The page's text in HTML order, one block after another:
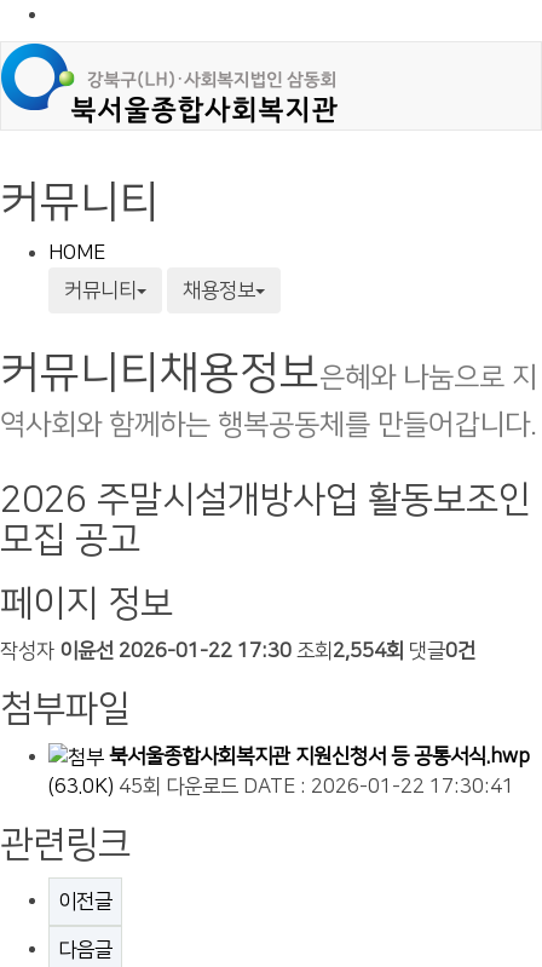
커뮤니티
HOME
커뮤니티
채용정보
커뮤니티 채용정보은혜와 나눔으로 지
역사회와 함께하는 행복공동체를 만들어갑니다.
2026 주말시설개방사업 활동보조인
모집 공고
페이지 정보
작성자 이윤선 2026-01-22 17:30 조회 2,554회 댓글0건
첨부파일
북서울종합사회복지관 지원신청서 등 공통서식.hwp
(63.0K) 45회 다운로드 DATE : 2026-01-22 17:30:41
관련링크
이전글
다음글